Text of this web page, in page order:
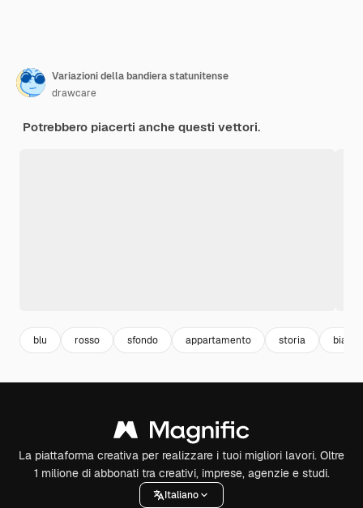
Variazioni della bandiera statunitense
drawcare
Potrebbero piacerti anche questi vettori.
blu rosso sfondo appartamento storia bianco
La piattaforma creativa per realizzare i tuoi migliori lavori. Oltre
1 milione di abbonati tra creativi, imprese, agenzie e studi.
Italiano